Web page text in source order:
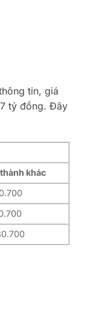
tin, giá
tỷ đồng. Đây
khác